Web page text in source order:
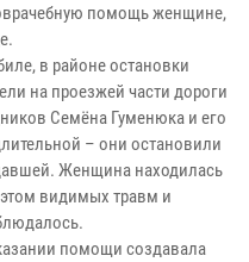
помощь женщине,
в районе остановки
на проезжей части дороги
Семёна Гуменюка и его
– они остановили
Женщина находилась
видимых травм и
помощи создавала